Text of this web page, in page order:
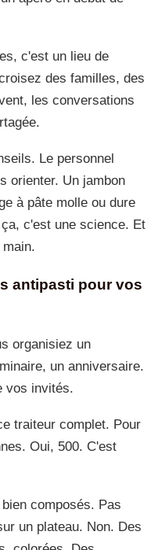
c'est un lieu de
des familles, des
les conversations
Le personnel
orienter. Un jambon
à pâte molle ou dure
c'est une science. Et
antipasti pour vos
organisiez un
un anniversaire.
vos invités.
traiteur complet. Pour
Oui, 500. C'est
composés. Pas
un plateau. Non. Des